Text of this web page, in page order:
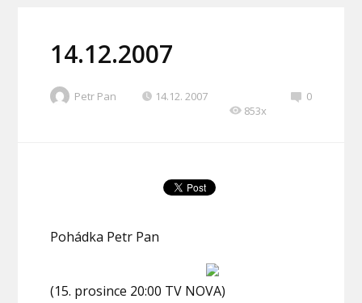
14.12.2007
Petr Pan 14.12. 2007
0
853x
Pohádka Petr Pan
(15. prosince 20:00 TV NOVA)